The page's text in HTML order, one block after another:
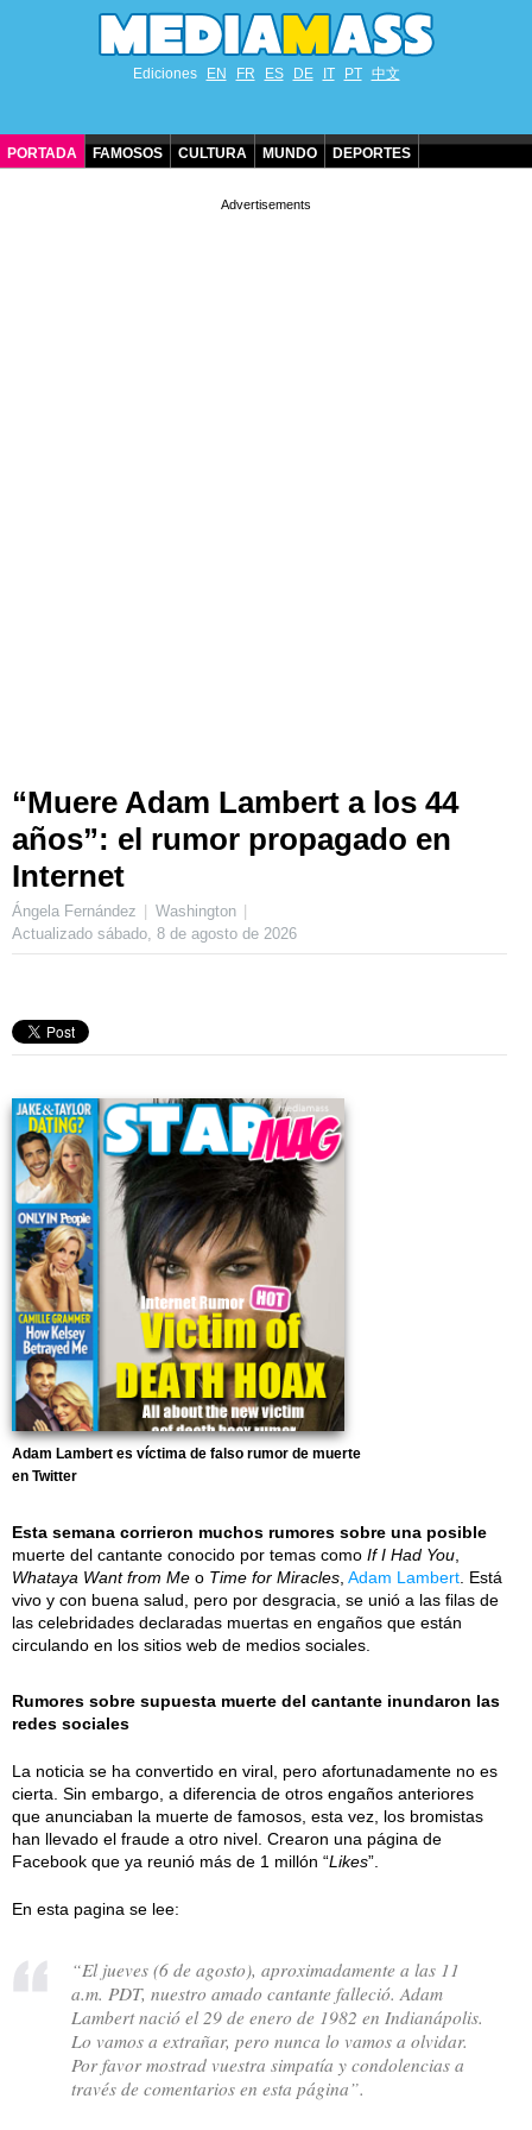
Ediciones EN FR ES DE IT PT 中文
PORTADA FAMOSOS CULTURA MUNDO DEPORTES
“Muere Adam Lambert a los 44
años”: el rumor propagado en
Internet
Ángela Fernández
Washington
Actualizado sábado, 8 de agosto de 2026
Adam Lambert es víctima de falso rumor de muerte
en Twitter
Esta semana corrieron muchos rumores sobre una posible
muerte del cantante conocido por temas como If I Had You
Whataya Want from Me o Time for Miracles Adam Lambert . Está
vivo y con buena salud, pero por desgracia, se unió a las filas de
las celebridades declaradas muertas en engaños que están
circulando en los sitios web de medios sociales.
Rumores sobre supuesta muerte del cantante inundaron las
redes sociales
La noticia se ha convertido en viral, pero afortunadamente no es
cierta. Sin embargo, a diferencia de otros engaños anteriores
que anunciaban la muerte de famosos, esta vez, los bromistas
han llevado el fraude a otro nivel. Crearon una página de
Facebook que ya reunió más de 1 millón “Likes”.
En esta pagina se lee:
“El jueves (6 de agosto), aproximadamente a las 11
a.m. PDT, nuestro amado cantante falleció. Adam
Lambert nació el 29 de enero de 1982 en Indianápolis.
Lo vamos a extrañar, pero nunca lo vamos a olvidar.
Por favor mostrad vuestra simpatía y condolencias a
través de comentarios en esta página”.